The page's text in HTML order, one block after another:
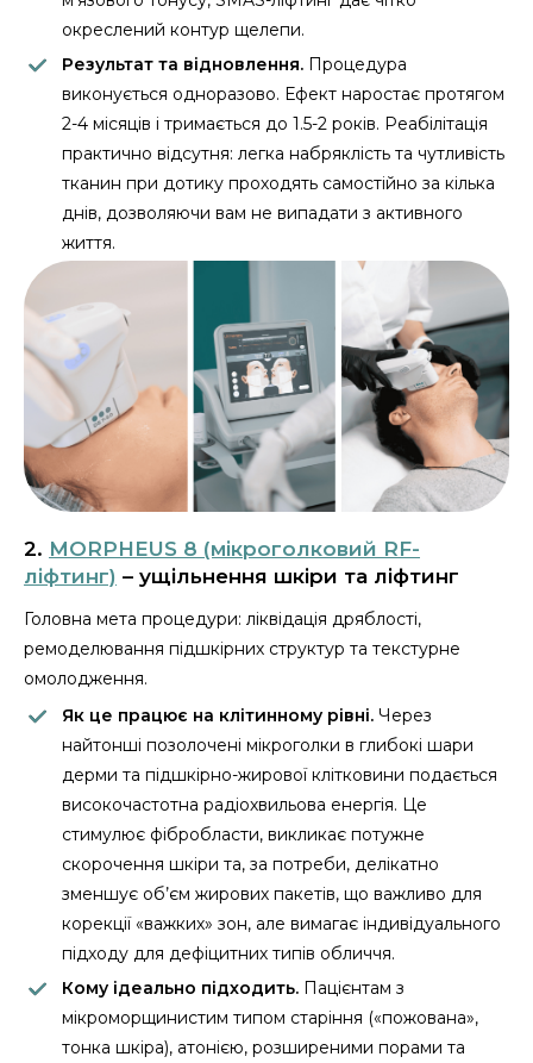
окреслений контур щелепи.
Результат та відновлення. Процедура
виконується одноразово. Ефект наростає протягом
2-4 місяців і тримається до 1.5-2 років. Реабілітація
практично відсутня: легка набряклість та чутливість
тканин при дотику проходять самостійно за кілька
днів, дозволяючи вам не випадати з активного
життя.
2. MORPHEUS 8 (мікроголковий RF-
ліфтинг) – ущільнення шкіри та ліфтинг
Головна мета процедури: ліквідація дряблості,
ремоделювання підшкірних структур та текстурне
омолодження.
Як це працює на клітинному рівні. Через
найтонші позолочені мікроголки в глибокі шари
дерми та підшкірно-жирової клітковини подається
високочастотна радіохвильова енергія. Це
стимулює фібробласти, викликає потужне
скорочення шкіри та, за потреби, делікатно
зменшує об’єм жирових пакетів, що важливо для
корекції «важких» зон, але вимагає індивідуального
підходу для дефіцитних типів обличчя.
Кому ідеально підходить. Пацієнтам з
мікроморщинистим типом старіння («пожована»,
тонка шкіра), атонією, розширеними порами та